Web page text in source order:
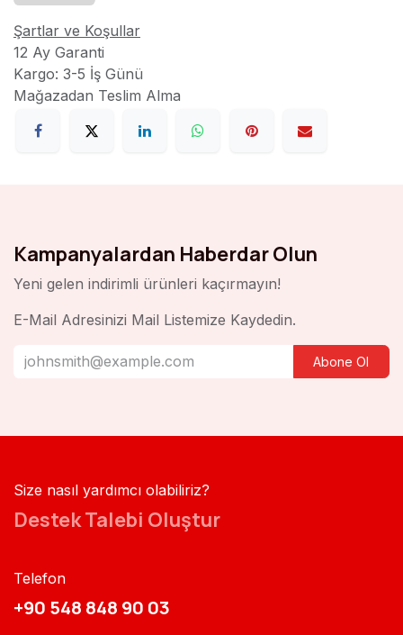
Şartlar ve Koşullar
12 Ay Garanti
Kargo: 3-5 İş Günü
Mağazadan Teslim Alma
Kampanyalardan Haberdar Olun
Yeni gelen indirimli ürünleri kaçırmayın!
E-Mail Adresinizi Mail Listemize Kaydedin.
Abone Ol
Size nasıl yardımcı olabiliriz?
Destek Talebi Oluştur
Telefon
+90 548 848 90 03​​